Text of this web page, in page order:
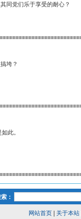
同党们乐于享受的耐心？
垮？
此。
：
网站首页| 关于本站|